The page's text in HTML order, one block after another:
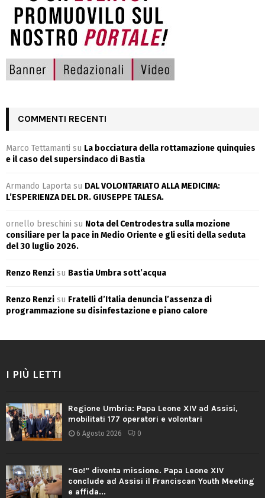
COMMENTI RECENTI
Marco Tettamanti su La bocciatura della rottamazione quinquies
e il caso del supersindaco di Bastia
Armando Laporta su DAL VOLONTARIATO ALLA MEDICINA:
L’ESPERIENZA DEL DR. GIUSEPPE TALESA.
ornello breschini su Nota del Centrodestra sulla mozione
consiliare per la pace in Medio Oriente e gli esiti della seduta
del 30 luglio 2026.
Renzo Renzi su Bastia Umbra sott’acqua
Renzo Renzi su Fratelli d’Italia denuncia l’assenza di
programmazione su disinfestazione e piano calore
I PIÙ LETTI
Regione Umbria: Papa Leone XIV ad Assisi,
mobilitati 177 operatori e volontari
6 Agosto 2026 0
“Go!” diventa missione. Papa Leone XIV
conclude ad Assisi il Franciscan Youth Meeting
e affida...